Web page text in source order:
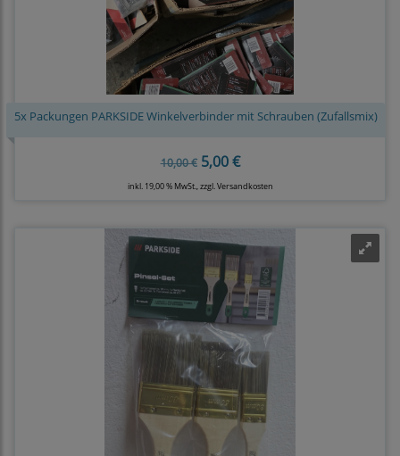
5x Packungen PARKSIDE Winkelverbinder mit Schrauben (Zufallsmix)
10,00 €5,00 €
inkl. 19,00 % MwSt., zzgl. Versandkosten